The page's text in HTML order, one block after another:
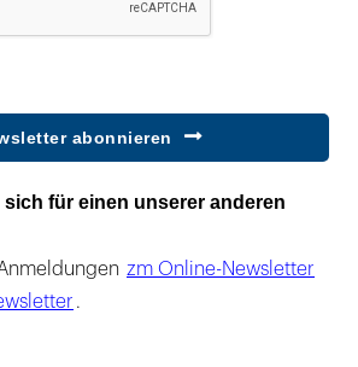
abonnieren
für einen unserer anderen
zm Online-Newsletter
.